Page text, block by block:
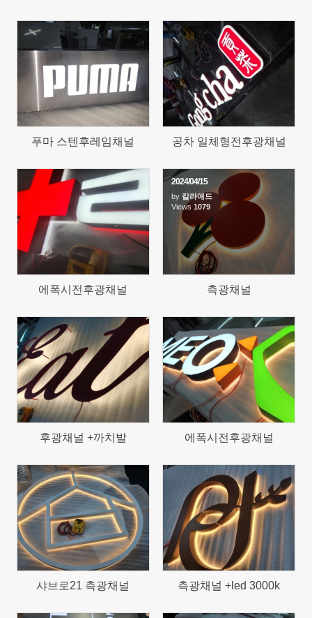
푸마 스텐후레임채널
127
공차 일체형전후광채널
에폭시전후광채널
2024/04/15
by 칼라애드
Views 1079
측광채널
1190
후광채널 +까치발
1183
에폭시전후광채널
1018
샤브로21 측광채널
1167
측광채널 +led 3000k